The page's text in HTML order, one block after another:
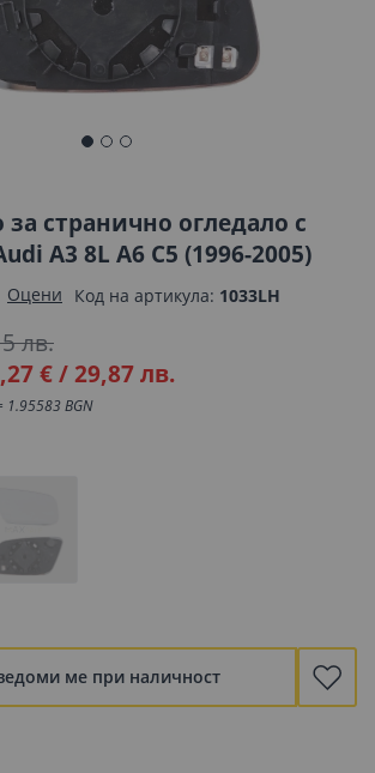
странично огледало с
A3 8L A6 C5 (1996-2005)
Оцени Код на артикула 1033LH
€/29,87 лв.
лв.
1.95583 BGN
ме при наличност